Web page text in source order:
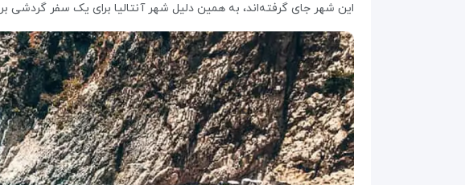
این شهر جای گرفته‌اند، به همین دلیل شهر آنتالیا برای یک سفر